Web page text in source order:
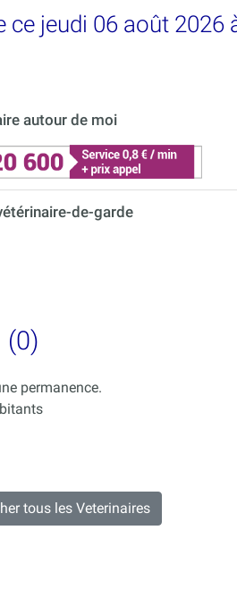
jeudi 06 août 2026
autour de moi
de-garde
(0)
permanence.
tous les Veterinaires